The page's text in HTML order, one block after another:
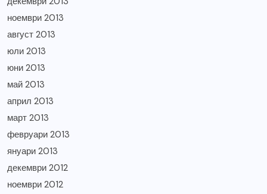
ноември 2013
август 2013
юли 2013
юни 2013
май 2013
април 2013
март 2013
февруари 2013
януари 2013
декември 2012
ноември 2012